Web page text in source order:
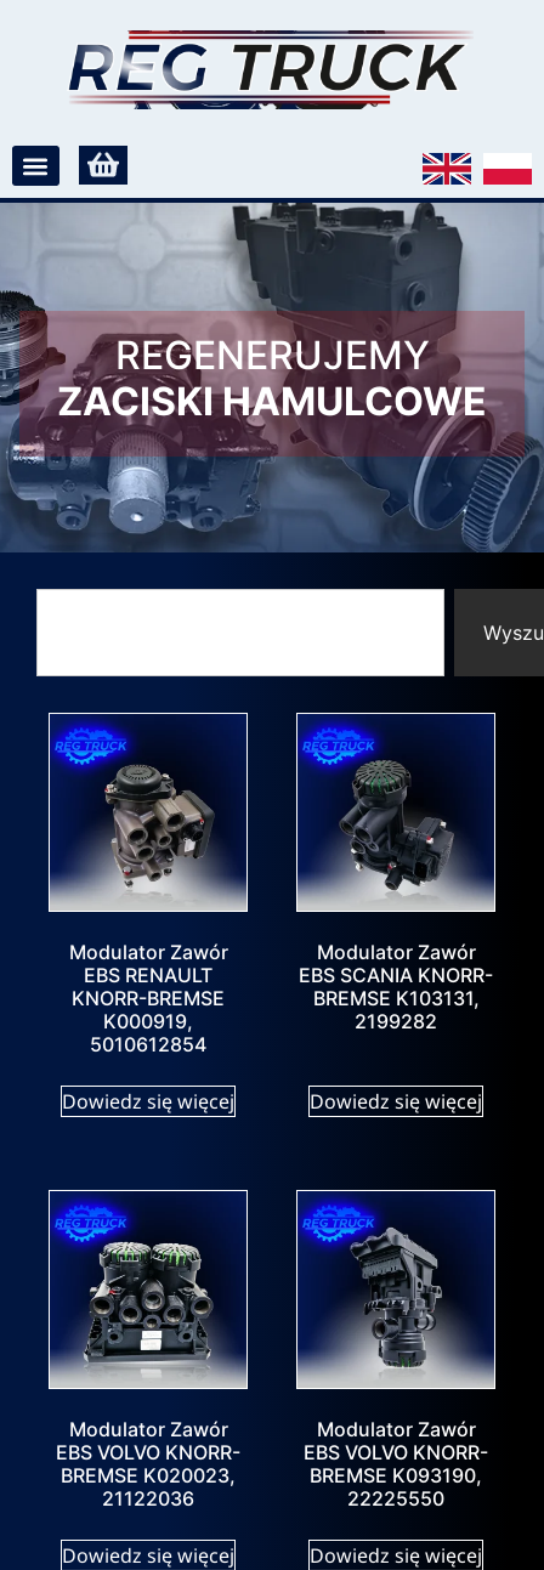
REGENERUJEMY
ZACISKI HAMULCOWE
Modulator Zawór
EBS RENAULT
KNORR-BREMSE
K000919,
5010612854
Dowiedz się więcej
Modulator Zawór
EBS SCANIA KNORR-
BREMSE K103131,
2199282
Dowiedz się więcej
Modulator Zawór
EBS VOLVO KNORR-
BREMSE K020023,
21122036
Dowiedz się więcej
Modulator Zawór
EBS VOLVO KNORR-
BREMSE K093190,
22225550
Dowiedz się więcej